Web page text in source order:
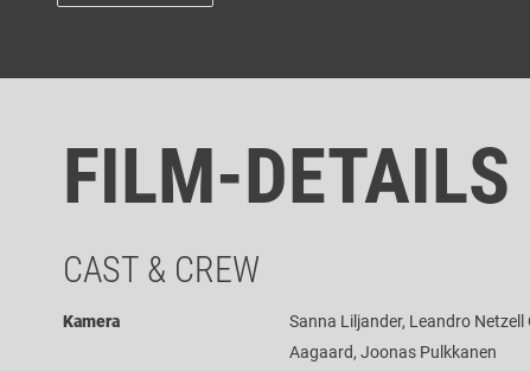
FILM-DETAILS
CAST & CREW
Kamera
Sanna Liljander, Leandro Netzell
Aagaard, Joonas Pulkkanen